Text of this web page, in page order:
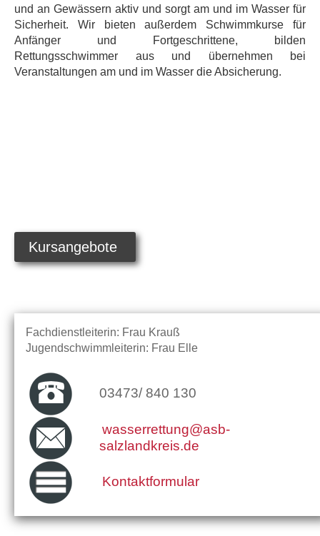
und an Gewässern aktiv und sorgt am und im Wasser für
Sicherheit. Wir bieten außerdem Schwimmkurse für
Anfänger und Fortgeschrittene, bilden
Rettungsschwimmer aus und übernehmen bei
Veranstaltungen am und im Wasser die Absicherung.
Kursangebote
Fachdienstleiterin: Frau Krauß
Jugendschwimmleiterin: Frau Elle
03473/ 840 130
wasserrettung@asb-
salzlandkreis.de
Kontaktformular